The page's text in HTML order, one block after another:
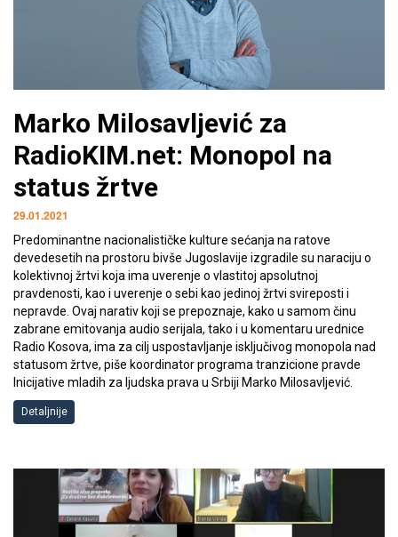
Marko Milosavljević za
RadioKIM.net: Monopol na
status žrtve
29.01.2021
Predominantne nacionalističke kulture sećanja na ratove
devedesetih na prostoru bivše Jugoslavije izgradile su naraciju o
kolektivnoj žrtvi koja ima uverenje o vlastitoj apsolutnoj
pravdenosti, kao i uverenje o sebi kao jedinoj žrtvi svireposti i
nepravde. Ovaj narativ koji se prepoznaje, kako u samom činu
zabrane emitovanja audio serijala, tako i u komentaru urednice
Radio Kosova, ima za cilj uspostavljanje isključivog monopola nad
statusom žrtve, piše koordinator programa tranzicione pravde
Inicijative mladih za ljudska prava u Srbiji Marko Milosavljević.
Detaljnije